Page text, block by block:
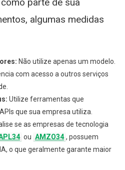
parte de sua
algumas medidas
Não utilize apenas um modelo.
com acesso a outros serviços
Utilize ferramentas que
que sua empresa utiliza.
se as empresas de tecnologia
ou AMZO34 , possuem
o que geralmente garante maior